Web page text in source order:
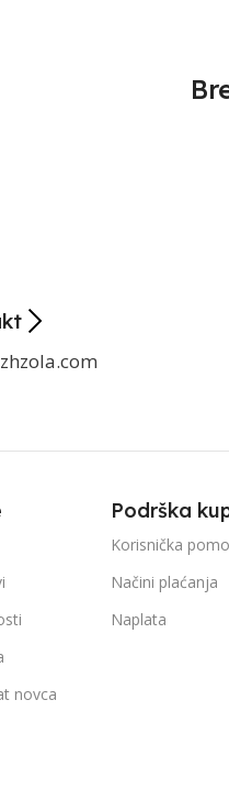
novca
Podrška
Korisnička
Načini plaćanja
Naplata